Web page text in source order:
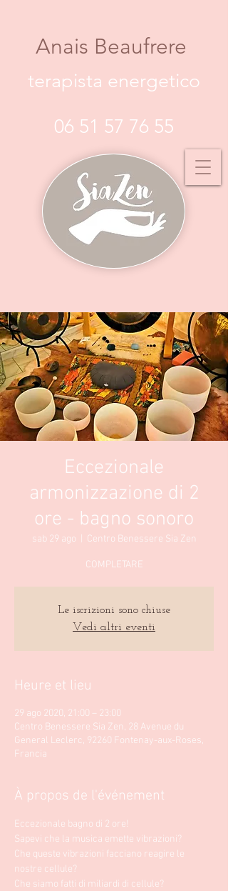
Anais Beaufrere
terapista energetico
06 51 57 76 55
Eccezionale
armonizzazione di 2
ore - bagno sonoro
sab 29 ago Centro Benessere Sia Zen
COMPLETARE
Le iscrizioni sono chiuse
Vedi altri eventi
Heure et lieu
29 ago 2020, 21:00 – 23:00
Centro Benessere Sia Zen, 28 Avenue du
General Leclerc, 92260 Fontenay-aux-Roses,
Francia
À propos de l'événement
Eccezionale bagno di 2 ore!
Sapevi che la musica emette vibrazioni?
Che queste vibrazioni facciano reagire le
nostre cellule?
Che siamo fatti di miliardi di cellule?